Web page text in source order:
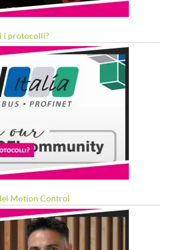
i protocolli?
Motion Control